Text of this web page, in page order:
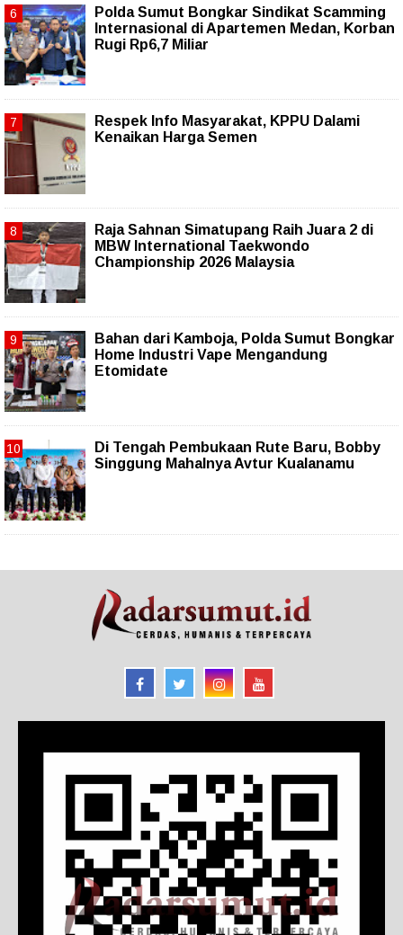
Polda Sumut Bongkar Sindikat Scamming
Internasional di Apartemen Medan, Korban
Rugi Rp6,7 Miliar
Respek Info Masyarakat, KPPU Dalami
Kenaikan Harga Semen
Raja Sahnan Simatupang Raih Juara 2 di
MBW International Taekwondo
Championship 2026 Malaysia
Bahan dari Kamboja, Polda Sumut Bongkar
Home Industri Vape Mengandung
Etomidate
Di Tengah Pembukaan Rute Baru, Bobby
Singgung Mahalnya Avtur Kualanamu